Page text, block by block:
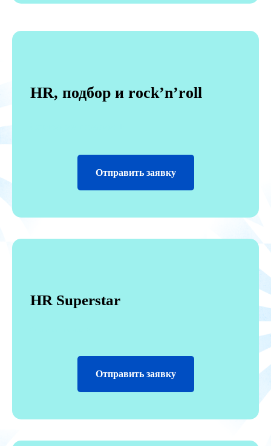
HR, подбор и rock’n’roll
Отправить заявку
HR Superstar
Отправить заявку